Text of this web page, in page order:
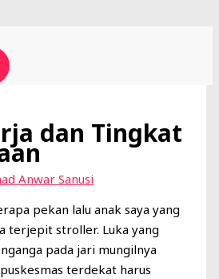
dan Tingkat
Anwar Sanusi
pekan lalu anak saya yang
terjepit stroller. Luka yang
pada jari mungilnya
terdekat harus